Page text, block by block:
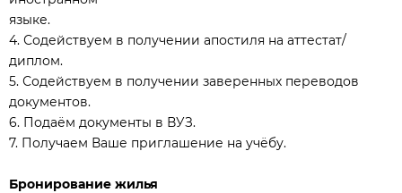
языке.
4. Содействуем в получении апостиля на аттестат/
диплом.
5. Содействуем в получении заверенных переводов
документов.
6. Подаём документы в ВУЗ.
7. Получаем Ваше приглашение на учёбу.
Бронирование жилья